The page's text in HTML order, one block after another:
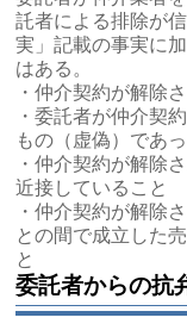
託者による排除が
実」記載の事実に
はある。
・仲介契約が解除
・委託者が仲介契
もの（虚偽）であ
・仲介契約が解除
近接していること
・仲介契約が解除
との間で成立した
と
委託者からの抗